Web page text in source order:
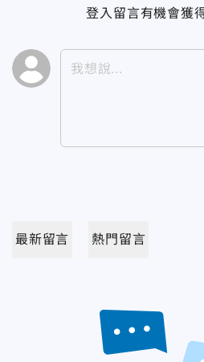
登入留言有機會獲
最新留言 熱門留言